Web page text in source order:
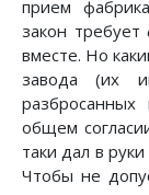
прием
закон требует
вместе. Но
завода (их
общем
таки дал в
Чтобы не